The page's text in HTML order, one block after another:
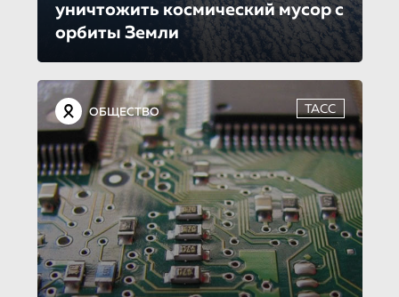
уничтожить космический мусор с
орбиты Земли
ОБЩЕСТВО ТАСС